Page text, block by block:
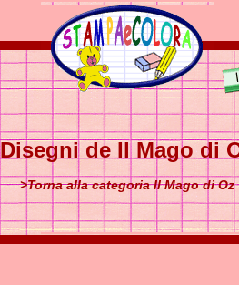
Disegni de Il Mago di
>Torna alla categoria Il Mago di Oz